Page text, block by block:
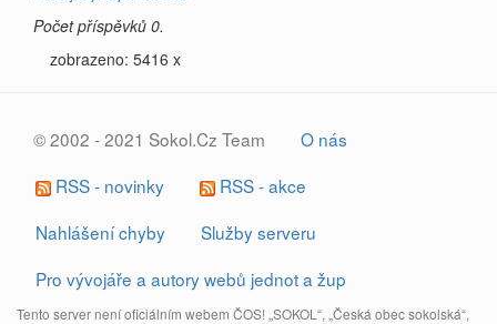
Počet příspěvků 0.
zobrazeno: 5416 x
© 2002 - 2021 Sokol.Cz Team
O nás
RSS - novinky
RSS - akce
Nahlášení chyby
Služby serveru
Pro vývojáře a autory webů jednot a žup
Tento server není oficiálním webem ČOS! „SOKOL“, „Česká obec sokolská“,